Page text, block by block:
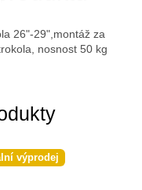
výprodej
26"-29",montáž za
nosnost 50 kg